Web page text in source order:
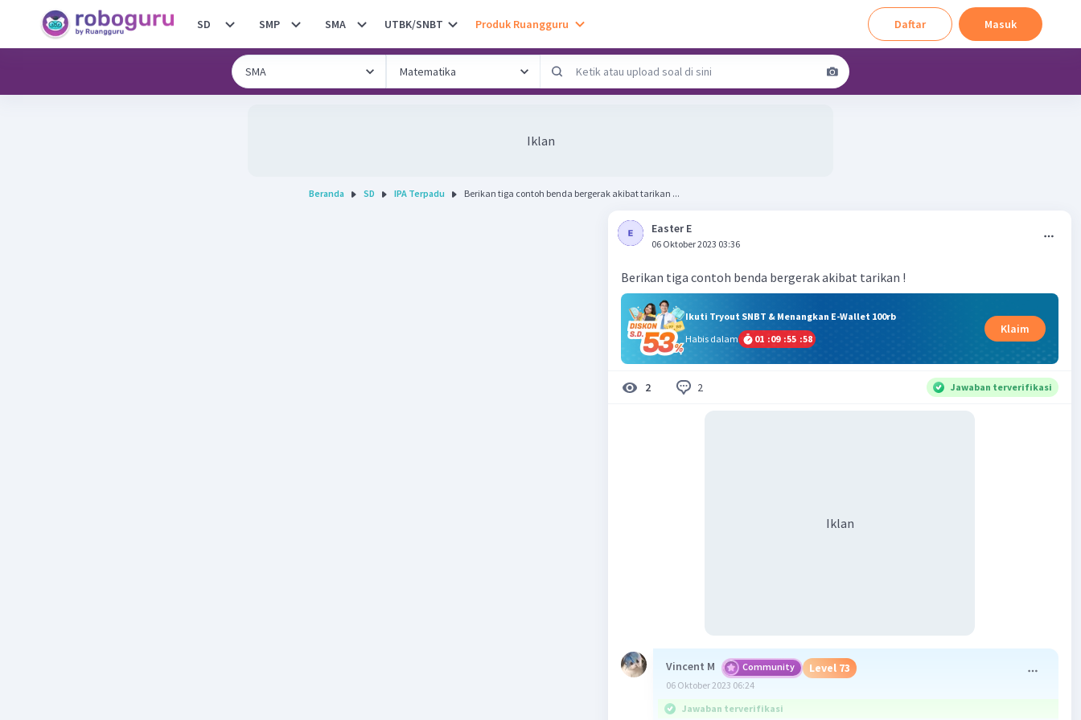
SD SMP SMA UTBK/SNBT Produk Ruangguru Daftar Masuk
Iklan
Beranda SD IPA Terpadu Berikan tiga contoh benda bergerak akibat tarikan ...
Easter E
06 Oktober 2023 03:36
Berikan tiga contoh benda bergerak akibat tarikan !
Ikuti Tryout SNBT & Menangkan E-Wallet 100rb
Habis dalam
01 :09 :55 :58
Klaim
2 2 Jawaban terverifikasi
Iklan
Vincent M Community Level 73
06 Oktober 2023 06:24
Jawaban terverifikasi